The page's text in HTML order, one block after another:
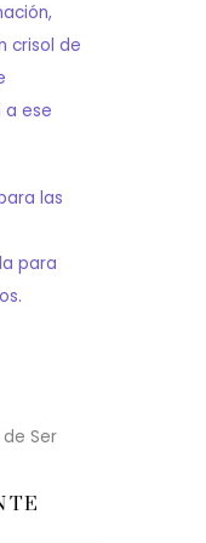
crisol de
a ese
las
para
Ser